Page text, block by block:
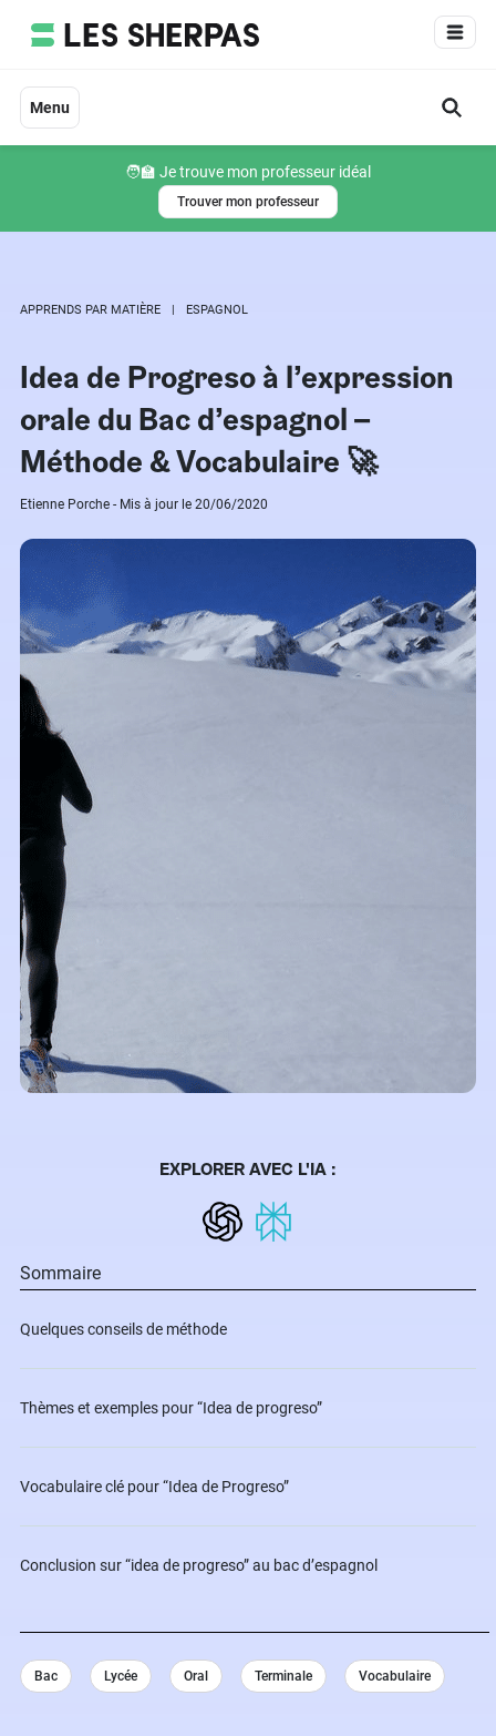
Menu
🧑‍🏫 Je trouve mon professeur idéal
Trouver mon professeur
APPRENDS PAR MATIÈRE ESPAGNOL
Idea de Progreso à l’expression
orale du Bac d’espagnol –
Méthode & Vocabulaire 🚀
Etienne Porche - Mis à jour le 20/06/2020
EXPLORER AVEC L'IA :
Sommaire
Quelques conseils de méthode
Thèmes et exemples pour “Idea de progreso”
Vocabulaire clé pour “Idea de Progreso”
Conclusion sur “idea de progreso” au bac d’espagnol
Bac Lycée Oral Terminale Vocabulaire